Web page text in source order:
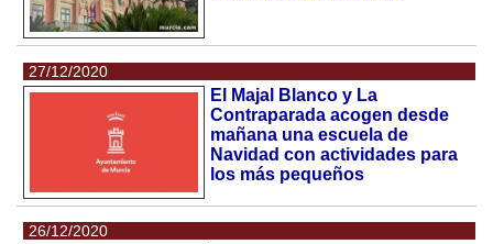
27/12/2020
El Majal Blanco y La
Contraparada acogen desde
mañana una escuela de
Navidad con actividades para
los más pequeños
26/12/2020